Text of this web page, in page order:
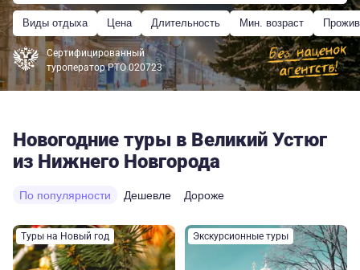
Виды отдыха Цена Длительность Мин. возраст
Сертифицированный
туроператор РТО 020723
Новогодние туры в Великий Устюг
из Нижнего Новгорода
По популярности Дешевле Дороже
Туры на Новый год Экскурсионные туры